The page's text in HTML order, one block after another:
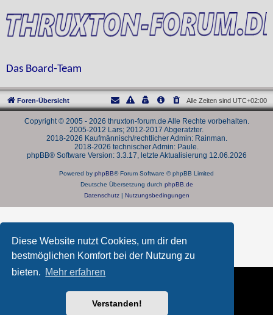
Diese Website nutzt Cookies, um dir den
bestmöglichen Komfort bei der Nutzung zu
bieten. Mehr erfahren
Verstanden!
Das Board-Team
Foren-Übersicht Alle Zeiten sind UTC+02:00
Copyright © 2005 - 2026 thruxton-forum.de Alle Rechte vorbehalten.
2005-2012 Lars; 2012-2017 Abgeratzter.
2018-2026 Kaufmännisch/rechtlicher Admin: Rainman.
2018-2026 technischer Admin: Paule.
phpBB® Software Version: 3.3.17, letzte Aktualisierung 12.06.2026
Powered by phpBB® Forum Software © phpBB Limited
Deutsche Übersetzung durch phpBB.de
Datenschutz| Nutzungsbedingungen